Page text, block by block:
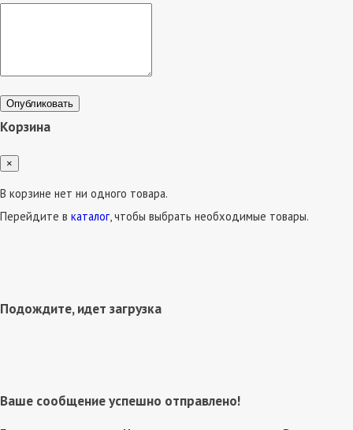
Опубликовать
Корзина
×
В корзине нет ни одного товара.
Перейдите в каталог, чтобы выбрать необходимые товары.
Подождите, идет загрузка
Ваше сообщение успешно отправлено!